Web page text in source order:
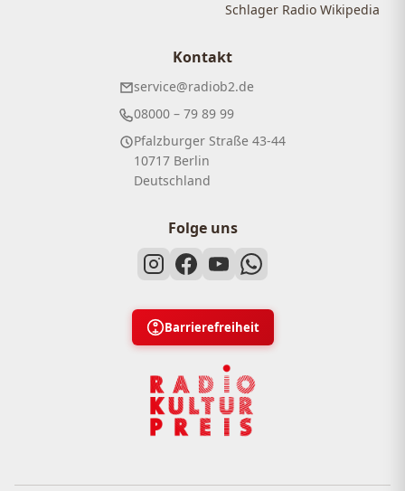
Schlager Radio Wikipedia
Kontakt
service@radiob2.de
08000 – 79 89 99
Pfalzburger Straße 43-44
10717 Berlin
Deutschland
Folge uns
Barrierefreiheit